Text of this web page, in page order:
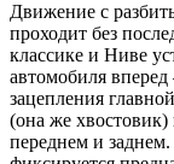
Движение с
проходит без
классике и Ниве
автомобиля
зацепления
(она же
переднем и